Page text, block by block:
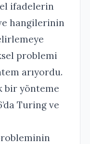
ifadelerin
hangilerinin
problemi
arıyordu.
bir yönteme
Turing ve